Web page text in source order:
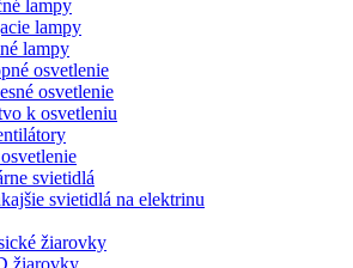
lampy
lampy
lampy
osvetlenie
osvetlenie
k osvetleniu
svietidlá
svietidlá na elektrinu
žiarovky
žiarovky